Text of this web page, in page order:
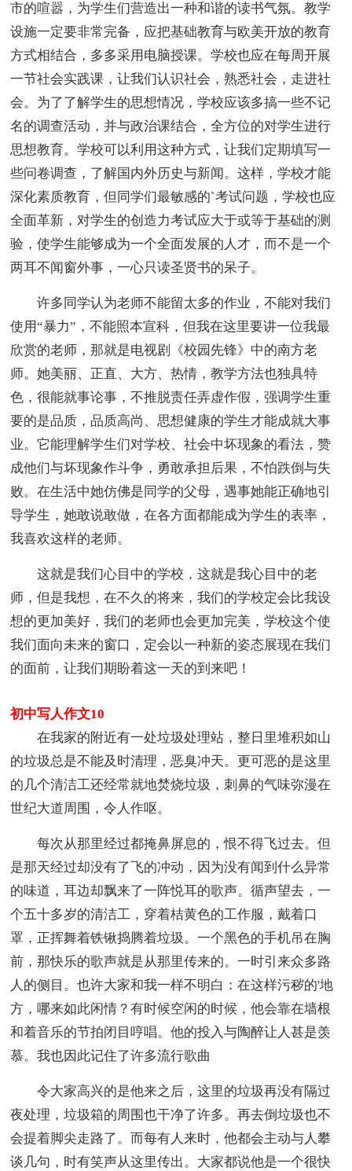
市的喧嚣，为学生们营造出一种和谐的读书气氛。教学
设施一定要非常完备，应把基础教育与欧美开放的教育
方式相结合，多多采用电脑授课。学校也应在每周开展
一节社会实践课，让我们认识社会，熟悉社会，走进社
会。为了了解学生的思想情况，学校应该多搞一些不记
名的调查活动，并与政治课结合，全方位的对学生进行
思想教育。学校可以利用这种方式，让我们定期填写一
些问卷调查，了解国内外历史与新闻。这样，学校才能
深化素质教育，但同学们最敏感的`考试问题，学校也应
全面革新，对学生的创造力考试应大于或等于基础的测
验，使学生能够成为一个全面发展的人才，而不是一个
两耳不闻窗外事，一心只读圣贤书的呆子。
许多同学认为老师不能留太多的作业，不能对我们
使用“暴力”，不能照本宣科，但我在这里要讲一位我最
欣赏的老师，那就是电视剧《校园先锋》中的南方老
师。她美丽、正直、大方、热情，教学方法也独具特
色，很能就事论事，不推脱责任弄虚作假，强调学生重
要的是品质，品质高尚、思想健康的学生才能成就大事
业。它能理解学生们对学校、社会中坏现象的看法，赞
成他们与坏现象作斗争，勇敢承担后果，不怕跌倒与失
败。在生活中她仿佛是同学的父母，遇事她能正确地引
导学生，她敢说敢做，在各方面都能成为学生的表率，
我喜欢这样的老师。
这就是我们心目中的学校，这就是我心目中的老
师，但是我想，在不久的将来，我们的学校定会比我设
想的更加美好，我们的老师也会更加完美，学校这个使
我们面向未来的窗口，定会以一种新的姿态展现在我们
的面前，让我们期盼着这一天的到来吧！
初中写人作文10
在我家的附近有一处垃圾处理站，整日里堆积如山
的垃圾总是不能及时清理，恶臭冲天。更可恶的是这里
的几个清洁工还经常就地焚烧垃圾，刺鼻的气味弥漫在
世纪大道周围，令人作呕。
每次从那里经过都掩鼻屏息的，恨不得飞过去。但
是那天经过却没有了飞的冲动，因为没有闻到什么异常
的味道，耳边却飘来了一阵悦耳的歌声。循声望去，一
个五十多岁的清洁工，穿着桔黄色的工作服，戴着口
罩，正挥舞着铁锹捣腾着垃圾。一个黑色的手机吊在胸
前，那快乐的歌声就是从那里传来的。一时引来众多路
人的侧目。也许大家和我一样不明白：在这样污秽的'地
方，哪来如此闲情？有时候空闲的时候，他会靠在墙根
和着音乐的节拍闭目哼唱。他的投入与陶醉让人甚是羡
慕。我也因此记住了许多流行歌曲
令大家高兴的是他来之后，这里的垃圾再没有隔过
夜处理，垃圾箱的周围也干净了许多。再去倒垃圾也不
会提着脚尖走路了。而每有人来时，他都会主动与人攀
谈几句，时有笑声从这里传出。大家都说他是一个很快